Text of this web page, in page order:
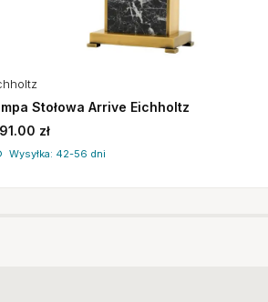
Stołowa Arrive Eichholtz
zł
Wysyłka: 42-56 dni